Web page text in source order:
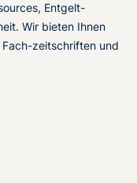
Entgelt-
Wir bieten Ihnen
zeitschriften und